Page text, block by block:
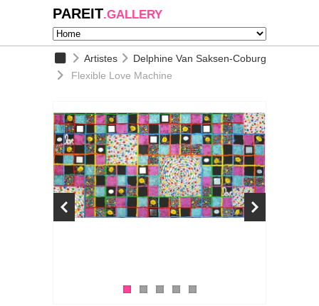
PAREIT.GALLERY
Artistes
Delphine Van Saksen-Coburg
Flexible Love Machine